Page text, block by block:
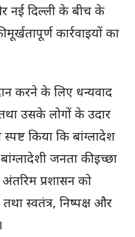
नई दिल्ली के बीच के
कार्रवाइयों का
करने के लिए धन्यवाद
उसके लोगों के उदार
किया कि बांग्लादेश
जनता की इच्छा
अंतरिम प्रशासन को
स्वतंत्र, निष्पक्ष और